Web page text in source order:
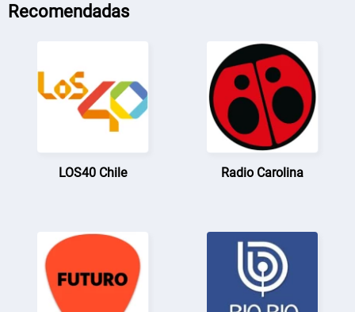
Recomendadas
LOS40 Chile Radio Carolina